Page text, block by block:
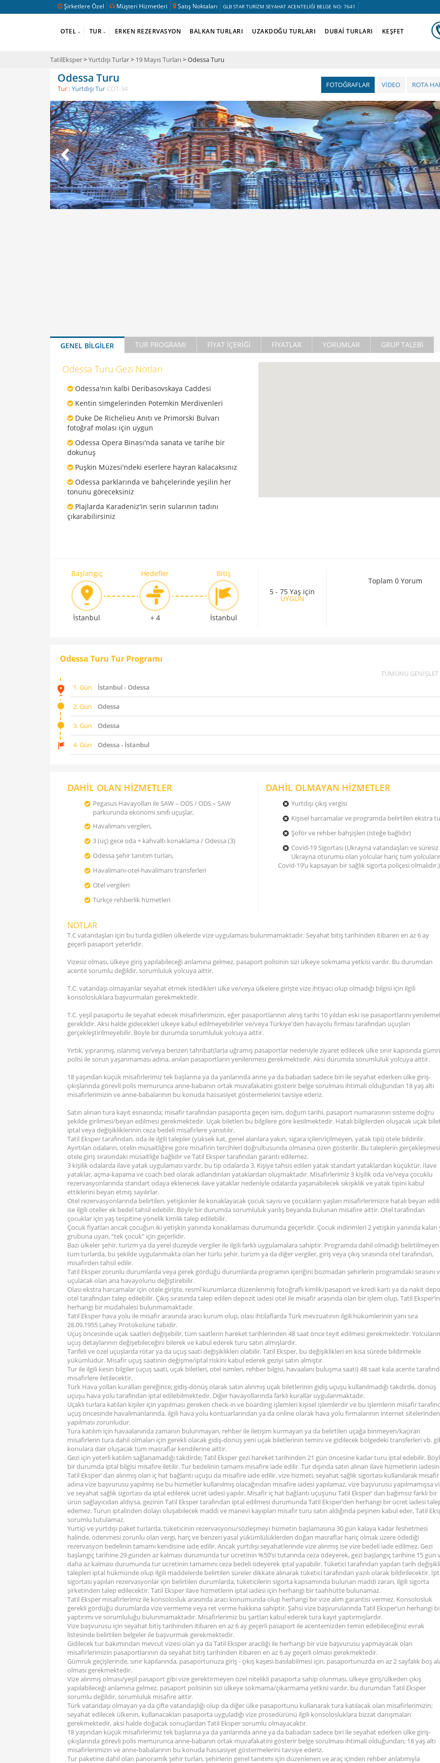
Şirketlere Özel Müşteri Hizmetleri Satış Noktaları GLB STAR TURİZM SEYAHAT ACENTELİĞİ BELGE NO: 7641
OTEL TUR ERKEN REZERVASYON BALKAN TURLARI UZAKDOĞU TURLARI DUBAİ TURLARI KEŞFET
TatilEksper>Yurtdışı Turlar> 19 Mayıs Turları> Odessa Turu
Odessa Turu
Tur :Yurtdışı Tur COT-34 ROTA
VİDEO
FOTOĞRAFLAR
GENEL BİLGİLER TUR PROGRAMI FİYAT İÇERİĞİ FİYATLAR YORUMLAR GRUP TALEBİ
Odessa Turu Gezi Notları
Odessa'nın kalbi Deribasovskaya Caddesi
Kentin simgelerinden Potemkin Merdivenleri
Duke De Richelieu Anıtı ve Primorski Bulvarı
fotoğraf molası için uygun
Odessa Opera Binası'nda sanata ve tarihe bir
dokunuş
Puşkin Müzesi'ndeki eserlere hayran kalacaksınız
Odessa parklarında ve bahçelerinde yeşilin her
tonunu göreceksiniz
Plajlarda Karadeniz'in serin sularının tadını
çıkarabilirsiniz
Başlangıç
İstanbul
Hedefler
+ 4
Bitiş
İstanbul
5 - 75 Yaş için
UYGUN
Toplam 0 Yorum
Odessa Turu Tur Programı
TÜMÜNÜ GENİŞLET
1. Gün
İstanbul - Odessa
2. Gün Odessa
3. Gün Odessa
4. Gün Odessa - İstanbul
DAHİL OLAN HİZMETLER
Pegasus Havayolları ile SAW – ODS / ODS – SAW
parkurunda ekonomi sınıfı uçuşlar,
Havalimanı vergileri,
3 (üç) gece oda + kahvaltı konaklama / Odessa (3)
Odessa şehir tanıtım turları,
Havalimanı-otel-havalimanı transferleri
Otel vergileri
Türkçe rehberlik hizmetleri
DAHİL OLMAYAN HİZMETLER
Yurtdışı çıkış vergisi
Kişisel harcamalar ve programda belirtilen ekstra
Şoför ve rehber bahşişleri (isteğe bağlıdır)
Covid-19 Sigortası (Ukrayna vatandaşları ve süresiz
Ukrayna oturumu olan yolcular hariç tüm
Covid-19’u kapsayan bir sağlık sigorta poliçesi olmalıdır.)
NOTLAR
T.C vatandaşları için bu turda gidilen ülkelerde vize uygulaması bulunmamaktadır. Seyahat bitiş tarihinden itibaren en az 6 ay
geçerli pasaport yeterlidir.
Vizesiz olması, ülkeye giriş yapılabileceği anlamına gelmez, pasaport polisinin sizi ülkeye sokmama yetkisi vardır. Bu durumdan
acente sorumlu değildir, sorumluluk yolcuya aittir.
T.C. vatandaşı olmayanlar seyahat etmek istedikleri ülke ve/veya ülkelere girişte vize ihtiyacı olup olmadığı bilgisi için ilgili
konsolosluklara başvurmaları gerekmektedir.
T.C. yeşil pasaportu ile seyahat edecek misafirlerimizin, eğer pasaportlarının alınış tarihi 10 yıldan eski ise pasaportlarını
gereklidir. Aksi halde gidecekleri ülkeye kabul edilmeyebilirler ve/veya Türkiye'den havayolu firması tarafından uçuşları
gerçekleştirilmeyebilir. Böyle bir durumda sorumluluk yolcuya aittir.
Yırtık, yıpranmış, ıslanmış ve/veya benzeri tahribat(lar)a uğramış pasaportlar nedeniyle ziyaret edilecek ülke sınır kapısında
polisi ile sorun yaşanmaması adına, anılan pasaportların yenilenmesi gerekmektedir. Aksi durumda sorumluluk yolcuya aittir.
18 yaşından küçük misafirlerimiz tek başlarına ya da yanlarında anne ya da babadan sadece biri ile seyahat ederken ülke giriş-
çıkışlarında görevli polis memurunca anne-babanın ortak muvafakatini gösterir belge sorulması ihtimali olduğundan 18 yaş altı
misafirlerimizin ve anne-babalarının bu konuda hassasiyet göstermelerini tavsiye ederiz.
Satın alınan tura kayıt esnasında; misafir tarafından pasaportta geçen isim, doğum tarihi, pasaport numarasının sisteme doğru
şekilde girilmesi/beyan edilmesi gerekmektedir. Uçak biletleri bu bilgilere göre kesilmektedir. Hatalı bilgilerden oluşacak uçak
iptal veya değişikliklerinin ceza bedeli misafirlere yansıtılır.
Tatil Eksper tarafından, oda ile ilgili talepler (yüksek kat, genel alanlara yakın, sigara içilen/içilmeyen, yatak tipi) otele bildirilir.
Ayırtılan odaların, otelin müsaitliğine göre misafirin tercihleri doğrultusunda olmasına özen gösterilir. Bu taleplerin gerçekleşmesi
otele giriş sırasındaki müsaitliğe bağlıdır ve Tatil Eksper tarafından garanti edilemez.
3 kişilik odalarda ilave yatak uygulaması vardır, bu tip odalarda 3. Kişiye tahsis edilen yatak standart yataklardan küçüktür. İlave
yataklar, açma-kapama ve coach bed olarak adlandırılan yataklardan oluşmaktadır. Misafirlerimiz 3 kişilik oda ve/veya çocuklu
rezervasyonlarında standart odaya eklenecek ilave yataklar nedeniyle odalarda yaşanabilecek sıkışıklık ve yatak tipini kabul
ettiklerini beyan etmiş sayılırlar.
Otel rezervasyonlarında belirtilen, yetişkinler ile konaklayacak çocuk sayısı ve çocukların yaşları misafirlerimizce hatalı beyan
ise ilgili oteller ek bedel tahsil edebilir. Böyle bir durumda sorumluluk yanlış beyanda bulunan misafire aittir. Otel tarafından
çocuklar için yaş tespitine yönelik kimlik talep edilebilir.
Çocuk fiyatları ancak çocuğun iki yetişkin yanında konaklaması durumunda geçerlidir. Çocuk indirimleri 2 yetişkin yanında kalan
grubuna uyan, “tek çocuk” için geçerlidir.
Bazı ülkeler şehir, turizm ya da yerel düzeyde vergiler ile ilgili farklı uygulamalara sahiptir. Programda dahil olmadığı belirtilmeyen
tüm turlarda, bu şekilde uygulanmakta olan her türlü şehir, turizm ya da diğer vergiler, giriş veya çıkış sırasında otel tarafından,
misafirden tahsil edilir.
Tatil Eksper zorunlu durumlarda veya gerek gördüğü durumlarda programın içeriğini bozmadan şehirlerin programdaki sırasını
uçulacak olan ana havayolunu değiştirebilir.
Olası ekstra harcamalar için otele girişte, resmî kurumlarca düzenlenmiş fotoğraflı kimlik/pasaport ve kredi kartı ya da nakit
otel tarafından talep edilebilir. Çıkış sırasında talep edilen depozit iadesi otel ile misafir arasında olan bir işlem olup, Tatil Eksper’in
herhangi bir müdahalesi bulunmamaktadır.
Tatil Eksper hava yolu ile misafir arasında aracı kurum olup, olası ihtilaflarda Türk mevzuatının ilgili hükümlerinin yanı sıra
28.09.1955 Lahey Protokolüne tabidir.
Uçuş öncesinde uçak saatleri değişebilir, tüm saatlerin hareket tarihlerinden 48 saat önce teyit edilmesi gerekmektedir.
uçuş detaylarının değişebileceğini bilerek ve kabul ederek turu satın almışlardır.
Tarifeli ve özel uçuşlarda rötar ya da uçuş saati değişiklikleri olabilir. Tatil Eksper, bu değişiklikleri en kısa sürede bildirmekle
yükümlüdür. Misafir uçuş saatinin değişme/iptal riskini kabul ederek geziyi satın almıştır.
Tur ile ilgili kesin bilgiler (uçuş saati, uçak biletleri, otel isimleri, rehber bilgisi, havaalanı buluşma saati) 48 saat kala acente
misafirlere iletilecektir.
Türk Hava yolları kuralları gereğince; gidiş-dönüş olarak satın alınmış uçak biletlerinin gidiş uçuşu kullanılmadığı takdirde, dönüş
uçuşu hava yolu tarafından iptal edilebilmektedir. Diğer havayollarında farklı kurallar uygulanmaktadır.
Uçaklı turlara katılan kişiler için yapılması gereken check-in ve boarding işlemleri kişisel işlemlerdir ve bu işlemlerin misafir
uçuş öncesinde havalimanlarında, ilgili hava yolu kontuarlarından ya da online olarak hava yolu firmalarının internet sitelerinden
yapılması zorunludur.
Tura katılım için havaalanında zamanın bulunmayan, rehber ile iletişim kurmayan ya da belirtilen uçağa binmeyen/kaçıran
misafirlerin tura dahil olmaları için gerekli olacak gidiş-dönüş yeni uçak biletlerinin temini ve gidilecek bölgedeki transferleri vb.
konulara dair oluşacak tüm masraflar kendilerine aittir.
Gezi için yeterli katılım sağlanamadığı takdirde; Tatil Eksper gezi hareket tarihinden 21 gün öncesine kadar turu iptal edebilir.
bir durumda iptal bilgisi misafire iletilir. Tur bedelinin tamamı misafire iade edilir. Tur dışında satın alınan ilave hizmetlerin
Tatil Eksper’ dan alınmış olan iç hat bağlantı uçuşu da misafire iade edilir, vize hizmeti, seyahat sağlık sigortası kullanılarak misafir
adına vize başvurusu yapılmış ise bu hizmetler kullanılmış olacağından misafire iadesi yapılamaz, vize başvurusu yapılmamışsa
ve seyahat sağlık sigortası da iptal edilerek ücret iadesi yapılır. Misafir iç hat bağlantı uçuşunu Tatil Eksper’ dan bağımsız farklı bir
ürün sağlayıcıdan aldıysa, gezinin Tatil Eksper tarafından iptal edilmesi durumunda Tatil Eksper’den herhangi bir ücret iadesi
edemez. Turun iptalinden dolayı oluşabilecek maddi ve manevi kayıpları misafir turu satın aldığında peşinen kabul eder, Tatil
sorumlu tutulamaz.
Yurtiçi ve yurtdışı paket turlarda, tüketicinin rezervasyonu/sözleşmeyi hizmetin başlamasına 30 gün kalaya kadar feshetmesi
halinde, ödenmesi zorunlu olan vergi, harç ve benzeri yasal yükümlülüklerden doğan masraflar hariç olmak üzere ödediği
rezervasyon bedelinin tamamı kendisine iade edilir. Ancak yurtdışı seyahatlerinde vize alınmış ise vize bedeli iade edilmez. Gezi
başlangıç tarihine 29 günden az kalması durumunda tur ücretinin %50’si tutarında ceza ödeyerek, gezi başlangıç tarihine 15 gün
daha az kalması durumunda tur ücretinin tamamını ceza bedeli ödeyerek iptal yapabilir. Tüketici tarafından yapılan tarih
talepleri iptal hükmünde olup ilgili maddelerde belirtilen süreler dikkate alınarak tüketici tarafından yazılı olarak bildirilecektir.
sigortası yapılan rezervasyonlar için belirtilen durumlarda, tüketicilerin sigorta kapsamında bulunan maddi zararı, ilgili sigorta
şirketinden talep edilecektir. Tatil Eksper ilave hizmetlerin iptal iadesi için herhangi bir taahhütte bulunamaz.
Tatil Eksper misafirlerimiz ile konsolosluk arasında aracı konumunda olup herhangi bir vize alım garantisi vermez. Konsolosluk
gerekli gördüğü durumlarda vize vermeme veya ret verme hakkına sahiptir. Şahsi vize başvurularında Tatil Eksper’un herhangi
yaptırımı ve sorumluluğu bulunmamaktadır. Misafirlerimiz bu şartları kabul ederek tura kayıt yaptırmışlardır.
Vize başvurusu için seyahat bitiş tarihinden itibaren en az 6 ay geçerli pasaport ile acentemizden temin edebileceğiniz evrak
listesinde belirtilen belgeler ile başvurmak gerekmektedir.
Gidilecek tur bakımından mevcut vizesi olan ya da Tatil Eksper aracılığı ile herhangi bir vize başvurusu yapmayacak olan
misafirlerimizin pasaportlarının da seyahat bitiş tarihinden itibaren en az 6 ay geçerli olması gerekmektedir.
Gümrük geçişlerinde, sınır kapılarında, pasaportunuza giriş - çıkış kaşesi basılabilmesi için, pasaportunuzda en az 2 sayfalık boş
olması gerekmektedir.
Vize alınmış olması/yeşil pasaport gibi vize gerektirmeyen özel nitelikli pasaporta sahip olunması, ülkeye giriş/ülkeden çıkış
yapılabileceği anlamına gelmez, pasaport polisinin sizi ülkeye sokmama/çıkarmama yetkisi vardır, bu durumdan Tatil Eksper
sorumlu değildir, sorumluluk misafire aittir.
Türk vatandaşı olmayan ya da çifte vatandaşlığı olup da diğer ülke pasaportunu kullanarak tura katılacak olan misafirlerimizin;
seyahat edilecek ülkenin, kullanacakları pasaporta uyguladığı vize prosedürünü ilgili konsolosluklara bizzat danışmaları
gerekmektedir, aksi halde doğacak sonuçlardan Tatil Eksper sorumlu olmayacaktır.
18 yaşından küçük misafirlerimiz tek başlarına ya da yanlarında anne ya da babadan sadece biri ile seyahat ederken ülke giriş-
çıkışlarında görevli polis memurunca anne-babanın ortak muvafakatini gösterir belge sorulması ihtimali olduğundan; 18 yaş altı
misafirlerimizin ve anne-babalarının bu konuda hassasiyet göstermelerini tavsiye ederiz.
Tur paketine dahil olan panoramik şehir turları, şehirlerin genel tanıtımı için düzenlenen ve araç içinden rehber anlatımıyla